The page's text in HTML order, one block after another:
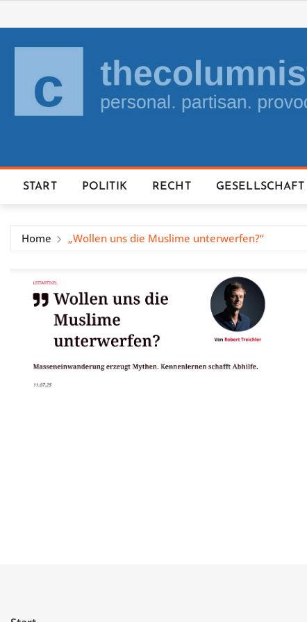
to
content
START POLITIK RECHT GESELLSCHAFT
Home „Wollen uns die Muslime unterwerfen?“